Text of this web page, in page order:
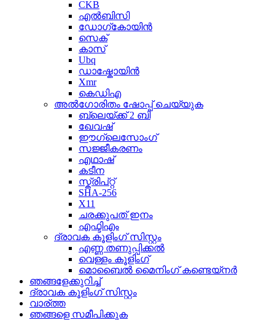
CKB
എൽബിസി
ഡോഗ്കോയിൻ
സെക്
കാസ്
Ubq
ഡാഷ്കോയിൻ
Xmr
കെഡിഎ
അൽഗോരിതം ഷോപ്പ് ചെയ്യുക
ബ്ലെയ്ക്ക് 2 ബി
ഖേവഷ്
ഈഗ്ലെസോംഗ്
സജ്ജീകരണം
എഥാഷ്
കടീന
സ്ക്രിപ്റ്റ്
SHA-256
X11
ചരക്കുപത് ഇനം
എഫ്ടിഎം
ദ്രാവക കൂളിംഗ് സിസ്റ്റം
എണ്ണ തണുപ്പിക്കൽ
വെള്ളം കൂളിംഗ്
മൊബൈൽ മൈനിംഗ് കണ്ടെയ്നർ
ഞങ്ങളേക്കുറിച്ച്
ദ്രാവക കൂളിംഗ് സിസ്റ്റം
വാര്ത്ത
ഞങ്ങളെ സമീപിക്കുക